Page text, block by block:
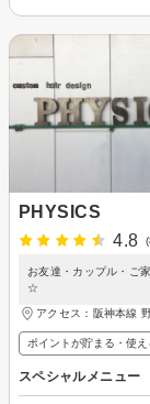
PHYSICS
4.8
お友達・カップル・ご
☆
アクセス：阪神本線
ポイントが貯まる・使え
スペシャルメニュー